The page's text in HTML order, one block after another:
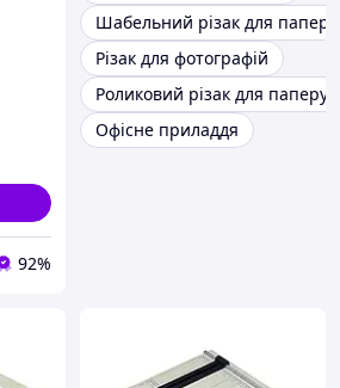
92%
Шабельний різак для паперу
Різак для фотографій
Роликовий різак для паперу
Офісне приладдя